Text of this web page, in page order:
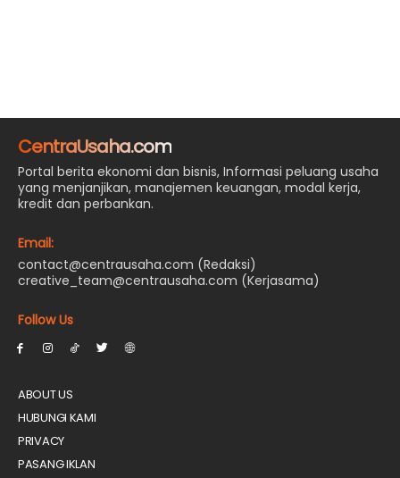
CentraUsaha.com
Portal berita ekonomi dan bisnis, Informasi peluang usaha
yang menjanjikan, manajemen keuangan, modal kerja,
kredit dan perbankan.
Email:
contact@centrausaha.com (Redaksi)
creative_team@centrausaha.com (Kerjasama)
Follow Us
ABOUT US
HUBUNGI KAMI
PRIVACY
PASANG IKLAN